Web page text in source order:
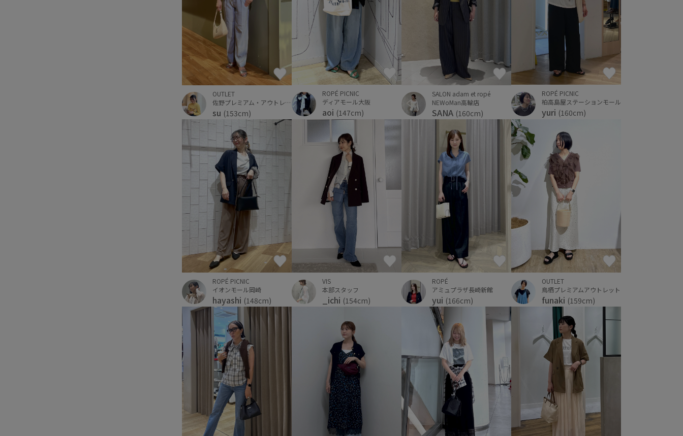
OUTLET
佐野プレミアム・アウトレット
su (153cm)
ROPÉ PICNIC
ディアモール大阪
aoi (147cm)
SALON adam et ropé
NEWoMan高輪店
SANA (160cm)
ROPÉ PICNIC
柏高島屋ステーションモール
yuri (160cm)
ROPÉ PICNIC
イオンモール岡崎
hayashi (148cm)
VIS
本部スタッフ
_ichi (154cm)
ROPÉ
アミュプラザ長崎新館
yui (166cm)
OUTLET
鳥栖プレミアムアウトレット
funaki (159cm)